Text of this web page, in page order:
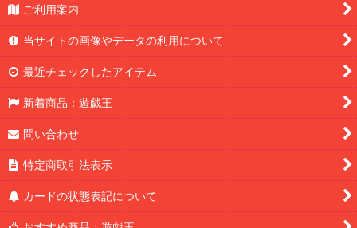
ご利用案内
当サイトの画像やデータの利用について
最近チェックしたアイテム
新着商品：遊戯王
問い合わせ
特定商取引法表示
カードの状態表記について